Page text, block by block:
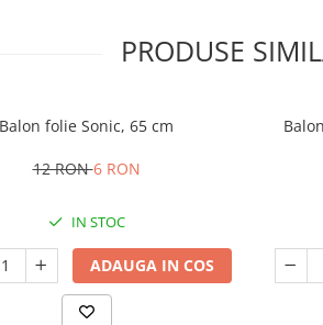
PRODUSE
Balon folie Sonic, 65 cm
12 RON6 RON
IN STOC
ADAUGA IN COS